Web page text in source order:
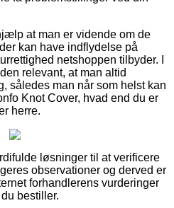
at man er vidende om de
kan have indflydelse på
netshoppen tilbyder. I
relevant, at man altid
således man når som helst kan
Knot Cover, hvad end du er
herre.
løsninger til at verificere
observationer og derved er
forhandlerens vurderinger
bestiller.